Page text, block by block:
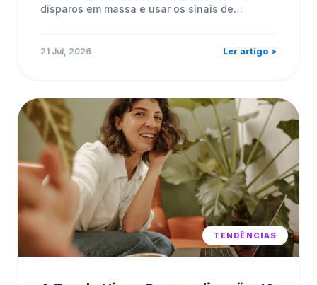
disparos em massa e usar os sinais de
21 Jul, 2026 Ler artigo >
TENDÊNCIAS